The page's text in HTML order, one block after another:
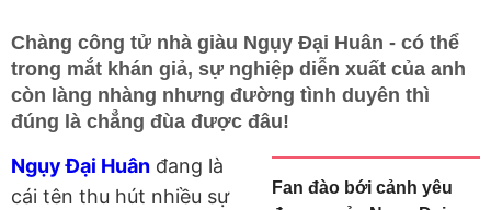
Chàng công tử nhà giàu Ngụy Đại Huân - có thể
trong mắt khán giả, sự nghiệp diễn xuất của anh
còn làng nhàng nhưng đường tình duyên thì
đúng là chẳng đùa được đâu!
Fan đào bới cảnh yêu
Ngụy Đại Huân đang là
cái tên thu hút nhiều sự